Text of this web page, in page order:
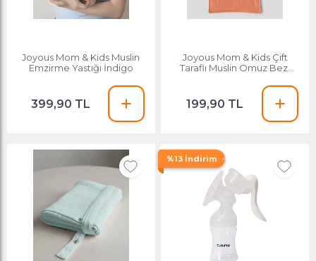
Joyous Mom & Kids Muslin
Emzirme Yastığı İndigo
399,90 TL
Joyous Mom & Kids Çift
Taraflı Muslin Omuz Bezi
199,90 TL
%13 İndirim